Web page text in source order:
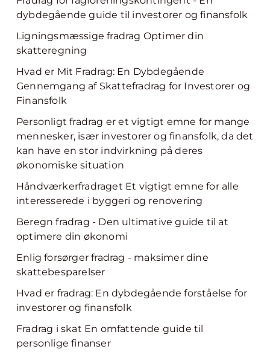
dybdegående guide til investorer og finansfolk
Ligningsmæssige fradrag Optimer din
skatteregning
Hvad er Mit Fradrag: En Dybdegående
Gennemgang af Skattefradrag for Investorer og
Finansfolk
Personligt fradrag er et vigtigt emne for mange
mennesker, især investorer og finansfolk, da det
kan have en stor indvirkning på deres
økonomiske situation
Håndværkerfradraget Et vigtigt emne for alle
interesserede i byggeri og renovering
Beregn fradrag - Den ultimative guide til at
optimere din økonomi
Enlig forsørger fradrag - maksimer dine
skattebesparelser
Hvad er fradrag: En dybdegående forståelse for
investorer og finansfolk
Fradrag i skat En omfattende guide til
personlige finanser